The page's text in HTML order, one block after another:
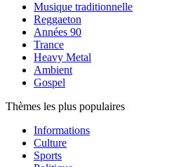
Musique traditionnelle
Reggaeton
Années 90
Trance
Heavy Metal
Ambient
Gospel
Thèmes les plus populaires
Informations
Culture
Sports